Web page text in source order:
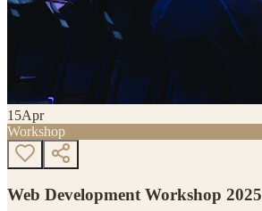
15Apr
Workshop
Web Development Workshop 2025